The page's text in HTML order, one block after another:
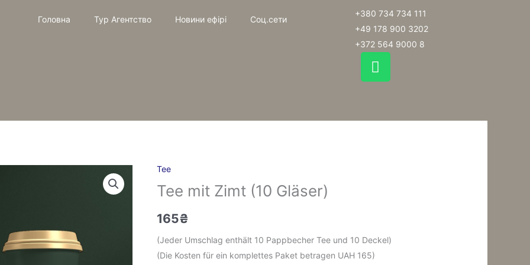
Головна Тур Агентство Новини ефірі Соц.сети
+380 734 734 111
+49 178 900 3202
+372 564 9000 8
W
h
s
Tee
Tee mit Zimt (10 Gläser)
165₴
(Jeder Umschlag enthält 10 Pappbecher Tee und 10 Deckel)
(Die Kosten für ein komplettes Paket betragen UAH 165)
Tee
mit
(10